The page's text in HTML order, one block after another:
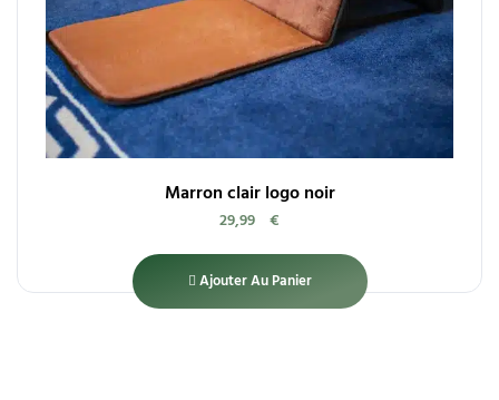
Marron clair logo noir
29,99 €
Ajouter Au Panier